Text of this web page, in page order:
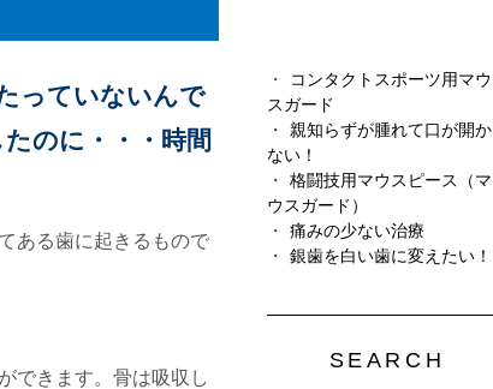
っていないんで
のに・・・時間
ある歯に起きるもので
できます。骨は吸収し
コンタクトスポーツ用マウ
スガード
親知らずが腫れて口が開か
ない！
格闘技用マウスピース（マ
ウスガード）
痛みの少ない治療
銀歯を白い歯に変えたい！
SEARCH